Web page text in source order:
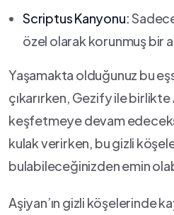
Scriptus⁤ Kanyonu:
özel olarak korunmuş bir
Yaşamakta ​olduğunuz bu
çıkarırken, Gezify ile birlikte
keşfetmeye devam
kulak​ verirken, bu gizli⁣
bulabileceğinizden emin​
Aşiyan’ın gizli⁣ köşelerinde